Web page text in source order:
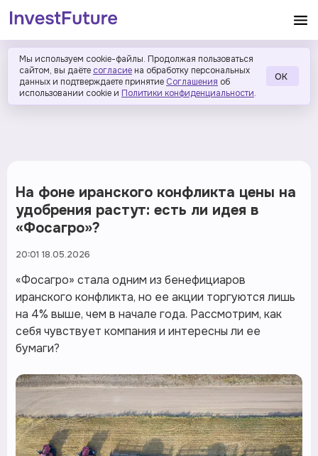
Мы используем cookie-файлы. Продолжая пользоваться
сайтом, вы даёте согласие на обработку персональных
данных и подтверждаете принятие Соглашения об
использовании cookie и Политики конфиденциальности.
ОК
На фоне иранского конфликта цены на
удобрения растут: есть ли идея в
«Фосагро»?
20:01 18.05.2026
«Фосагро» стала одним из бенефициаров
иранского конфликта, но ее акции торгуются лишь
на 4% выше, чем в начале года. Рассмотрим, как
себя чувствует компания и интересны ли ее
бумаги?